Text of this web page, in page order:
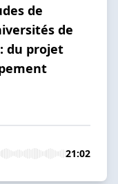
de
de
du projet
21:02